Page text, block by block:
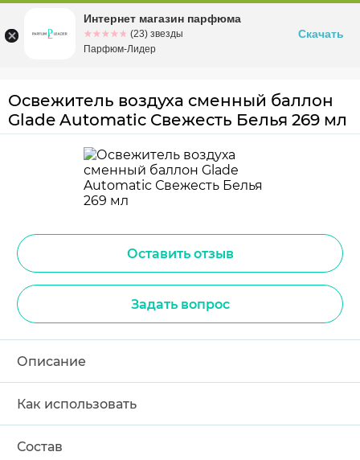
Омскул. Заозерная, 11, к. 1
Освежитель воздуха сменный баллон
Glade Automatic Свежесть Белья 269 мл
Оставить отзыв
Задать вопрос
Описание
Как использовать
Состав
Интернет магазин парфюма
☆☆☆☆☆
★★★★★ (23) звезды
Парфюм-Лидер
Скачать